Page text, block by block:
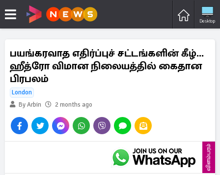
Desktop
பயங்கரவாத எதிர்ப்புச் சட்டங்களின் கீழ்...
ஹீத்ரோ விமான நிலையத்தில் கைதான
பிரபலம்
London
By Arbin
2 months ago
விளம்பரம்